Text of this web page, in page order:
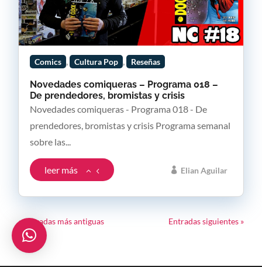
Novedades comiqueras – Programa 018 –
De prendedores, bromistas y crisis
Elian Aguilar
Comics , Cultura Pop , Reseñas
Novedades comiqueras - Programa 018 - De
prendedores, bromistas y crisis Programa semanal
sobre las...
leer más
« Entradas más antiguas Entradas siguientes »